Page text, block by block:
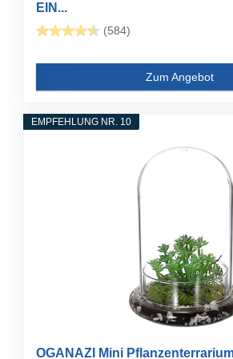
EIN...
(584)
Zum Angebot
EMPFEHLUNG NR. 10
OGANAZI Mini